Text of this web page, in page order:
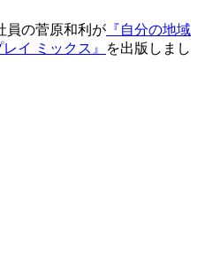
員の菅原和利が 『自分の地域
イ ミックス』
を出版しまし